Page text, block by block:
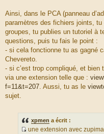
e
Ainsi, dans le PCA (panneau
paramètres des fichiers joints,
groupes, tu publies un tutoriel à
questions, puis tu fais le point :
- si cela fonctionne tu as gagné
Chevereto.
- si c’est trop compliqué, et bien
via une extension telle que :
f=11&t=207. Aussi, tu as le
sujet.
xpmen a écrit :
une extension avec